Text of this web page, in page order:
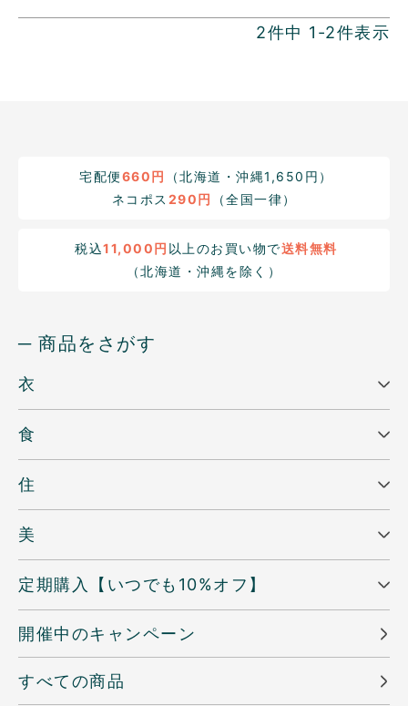
2件中 1 -2件表示
宅配便660円
（北海道・沖縄1,650円）
ネコポス 290円 （全国一律）
税込11,000円 以上のお買い物で送料無料
（北海道・沖縄を除く）
─ 商品をさがす
衣
食
住
美
定期購入【いつでも10%オフ】
開催中のキャンペーン
すべての商品